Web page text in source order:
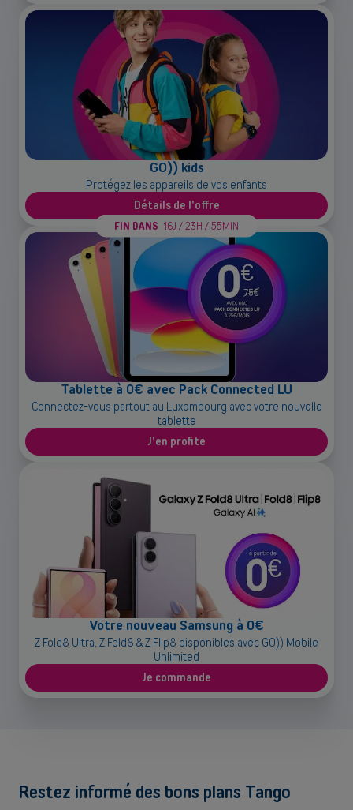
Indépendants et PMEs
Solutions de téléphonie mobile, fibre, centrale téléphonique et bien
plus encore pour les indépendants et la petite et moyenne entreprise.
Découvrir nos services
OU
Grandes entreprises
Vous cherchez des solutions pour les grandes entreprises ? Laissez-
vous conseiller par l'un de nos experts commerciaux lors d'un rendez-
vous dédié.
Contacter un conseiller
GO)) kids
Protégez les appareils de vos enfants
Détails de l'offre
FIN DANS 16J / 23H / 55MIN
Tablette à 0€ avec Pack Connected LU
Connectez-vous partout au Luxembourg avec votre nouvelle
tablette
J'en profite
Votre nouveau Samsung à 0€
Z Fold8 Ultra, Z Fold8 & Z Flip8 disponibles avec GO)) Mobile
Unlimited
Je commande
Restez informé des bons plans Tango